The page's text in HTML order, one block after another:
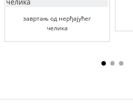
завртањ од нерђајућег
челика